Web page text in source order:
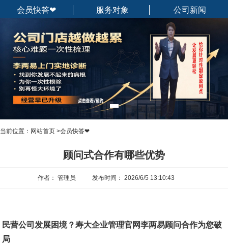
会员快答❤ 服务对象 公司新闻
当前位置： 网站首页 >会员快答❤
顾问式合作有哪些优势
作者： 管理员 发布时间： 2026/6/5 13:10:43
民营公司发展困境？寿大企业管理官网李两易顾问合作为您破
局